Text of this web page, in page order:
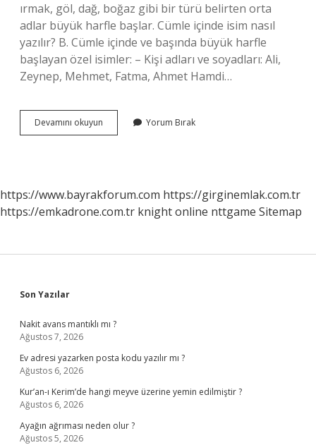
ırmak, göl, dağ, boğaz gibi bir türü belirten orta
adlar büyük harfle başlar. Cümle içinde isim nasıl
yazılır? B. Cümle içinde ve başında büyük harfle
başlayan özel isimler: – Kişi adları ve soyadları: Ali,
Zeynep, Mehmet, Fatma, Ahmet Hamdi…
Devamını okuyun
Isimleri
Yorum Bırak
https://www.bayrakforum.com https://girginemlak.com.tr
https://emkadrone.com.tr knight online nttgame Sitemap
Sidebar
Son Yazılar
Nakit avans mantıklı mı ?
Ağustos 7, 2026
Ev adresi yazarken posta kodu yazılır mı ?
Ağustos 6, 2026
Kur’an-ı Kerim’de hangi meyve üzerine yemin edilmiştir ?
Ağustos 6, 2026
Ayağın ağrıması neden olur ?
Ağustos 5, 2026